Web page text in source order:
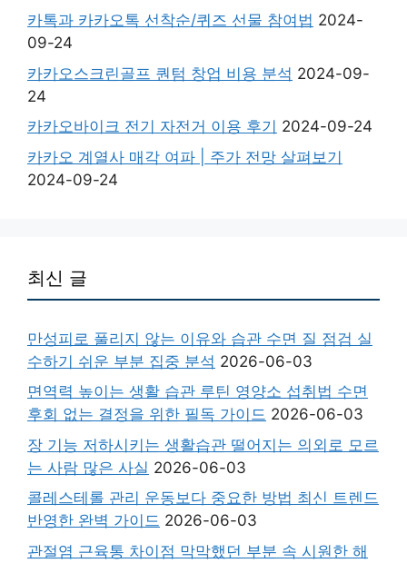
카톡과 카카오톡 선착순/퀴즈 선물 참여법 2024-
09-24
카카오스크린골프 퀀텀 창업 비용 분석 2024-09-
24
카카오바이크 전기 자전거 이용 후기 2024-09-24
카카오 계열사 매각 여파 | 주가 전망 살펴보기
2024-09-24
최신 글
만성피로 풀리지 않는 이유와 습관 수면 질 점검 실
수하기 쉬운 부분 집중 분석 2026-06-03
면역력 높이는 생활 습관 루틴 영양소 섭취법 수면
후회 없는 결정을 위한 필독 가이드 2026-06-03
장 기능 저하시키는 생활습관 떨어지는 의외로 모르
는 사람 많은 사실 2026-06-03
콜레스테롤 관리 운동보다 중요한 방법 최신 트렌드
반영한 완벽 가이드 2026-06-03
관절염 근육통 차이점 막막했던 부분 속 시원한 해